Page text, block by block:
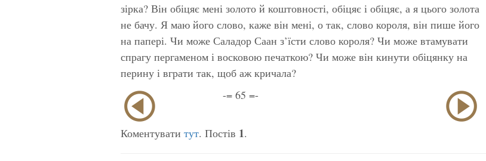
зірка? Він обіцяє мені золото й коштовності, обіцяє і обіцяє, а я цього золота
не бачу. Я маю його слово, каже він мені, о так, слово короля, він пише його
на папері. Чи може Саладор Саан з’їсти слово короля? Чи може втамувати
спрагу пергаменом і восковою печаткою? Чи може він кинути обіцянку на
перину і вграти так, щоб аж кричала?
-= 65 =-
Коментувати тут. Постів 1.